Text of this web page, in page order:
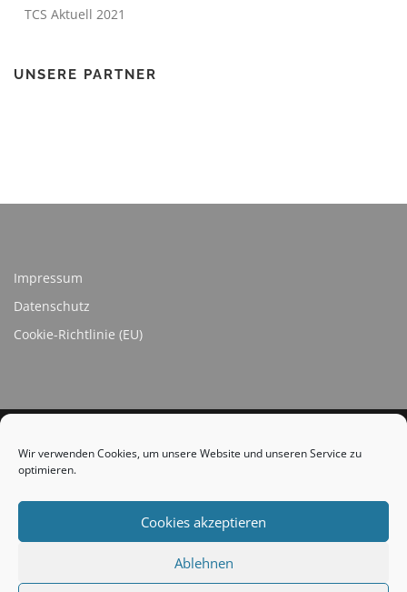
Wir verwenden Cookies, um unsere Website und unseren Service zu
optimieren.
Cookies akzeptieren
Ablehnen
TCS Aktuell 2021
UNSERE PARTNER
Impressum
Datenschutz
Cookie-Richtlinie (EU)